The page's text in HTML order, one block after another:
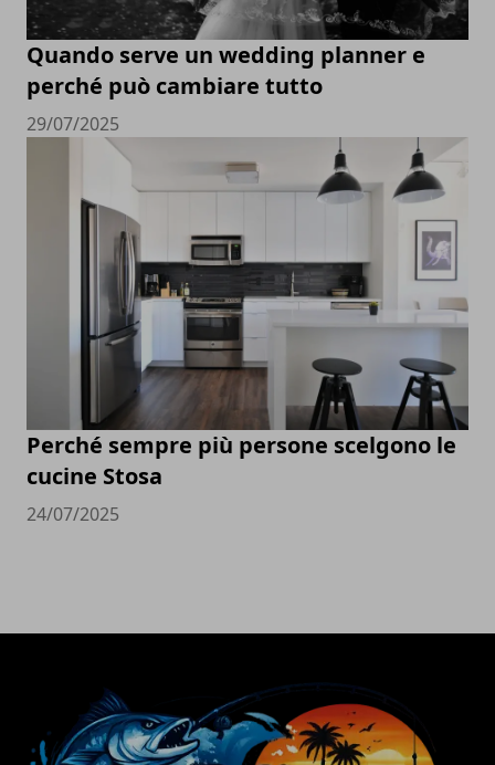
Quando serve un wedding planner e
perché può cambiare tutto
29/07/2025
Perché sempre più persone scelgono le
cucine Stosa
24/07/2025